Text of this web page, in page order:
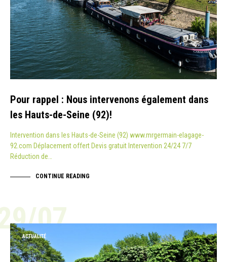
Pour rappel : Nous intervenons également dans
les Hauts-de-Seine (92)!
Intervention dans les Hauts-de-Seine (92) www.mrgermain-elagage-
92.com Déplacement offert Devis gratuit Intervention 24/24 7/7
Réduction de…
CONTINUE READING
07
ACTUALITÉ